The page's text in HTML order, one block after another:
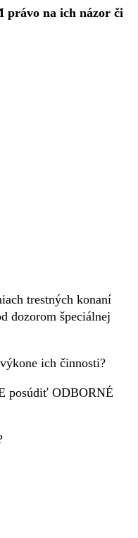
právo na ich názor či
trestných konaní
dozorom špeciálnej
ich činnosti?
posúdiť ODBORNÉ